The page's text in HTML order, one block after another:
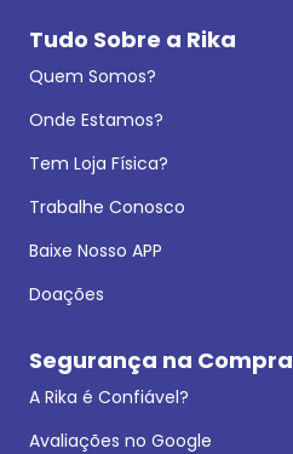
Tudo Sobre a Rika
Quem Somos?
Onde Estamos?
Tem Loja Física?
Trabalhe Conosco
Baixe Nosso APP
Doações
Segurança na Compra
A Rika é Confiável?
Avaliações no Google